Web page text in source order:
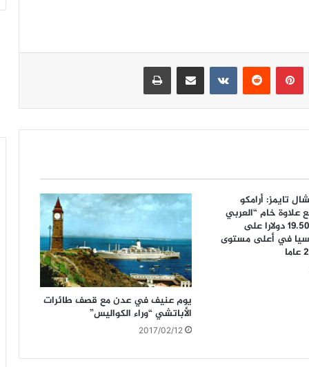
بينتيريست مشاركة عبر البريد طباعة
تايمز: أرامكو
علاوة خام “العربي
الخفيف” إلى 19.50 دولارا على
في أعلى مستوى
يوم عنيف في عدن مع قصف طائرات
الأباتشي “وراء الكواليس”
2017/02/12